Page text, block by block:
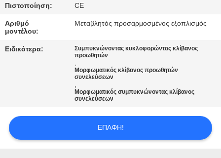
ΕΙΔΉΣΕΙΣ
ΥΠΟΘΈΣΕΙΣ
SITEMAP
Πιστοποίηση: CE
Αριθμό
μοντέλου:
Μεταβλητός προσαρμοσμένος εξοπλισμός
Ειδικότερα:
Συμπυκνώνοντας κυκλοφορώντας κλίβανος
προωθητών
,
Μορφωματικός κλίβανος προωθητών
συνελεύσεων
,
Μορφωματικός συμπυκνώνοντας κλίβανος
συνελεύσεων
ΕΠΑΦΉ!